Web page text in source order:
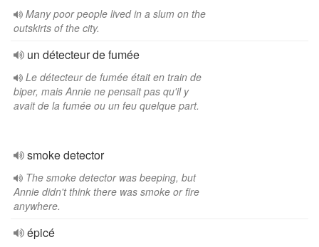
Many poor people lived in a slum on the
outskirts of the city.
un détecteur de fumée
Le détecteur de fumée était en train de
biper, mais Annie ne pensait pas qu'il y
avait de la fumée ou un feu quelque part.
smoke detector
The smoke detector was beeping, but
Annie didn't think there was smoke or fire
anywhere.
épicé